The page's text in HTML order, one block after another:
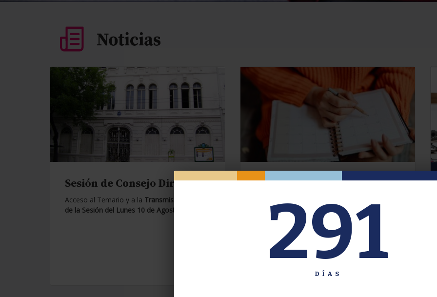
291
DÍAS
Sesión de Consejo Directivo.
Acceso al Temario y a la Transmisión en Vivo
de la Sesión del Lunes 10 de Agosto de 2026.
Oferta de Grado. Segundo
Inscripción del 30 de julio al 4 de agosto a
través del Sistema Académico